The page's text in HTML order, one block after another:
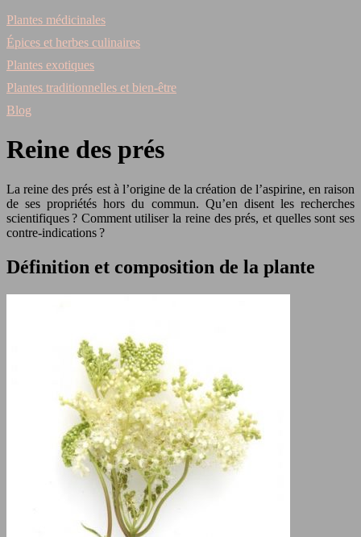
Plantes médicinales
Épices et herbes culinaires
Plantes exotiques
Plantes traditionnelles et bien-être
Blog
Reine des prés
La reine des prés est à l’origine de la création de l’aspirine, en raison
de ses propriétés hors du commun. Qu’en disent les recherches
scientifiques ? Comment utiliser la reine des prés, et quelles sont ses
contre-indications ?
Définition et composition de la plante